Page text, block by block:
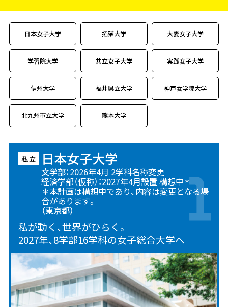
日本女子大学 拓殖大学 大妻女子大学
学習院大学 共立女子大学 実践女子大学
信州大学 福井県立大学 神戸女学院大学
北九州市立大学 熊本大学
日本女子大学
文学部：2026年4月 2学科名称変更
経済学部（仮称）：2027年4月設置 構想中＊
＊本計画は構想中であり、内容は変更となる場
合があります。
（東京都）
私が動く、世界がひらく。
2027年、8学部16学科の女子総合大学へ